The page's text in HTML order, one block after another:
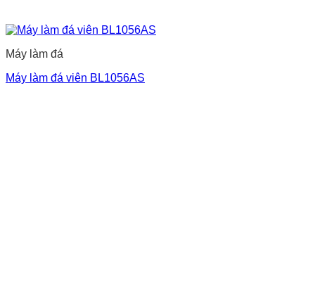
Máy làm đá
Máy làm đá viên BL1056AS